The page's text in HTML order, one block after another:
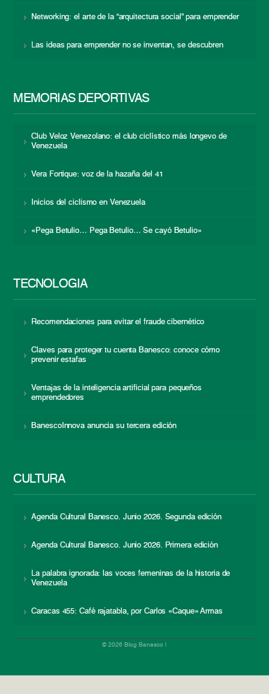
Networking: el arte de la “arquitectura social” para emprender
Las ideas para emprender no se inventan, se descubren
MEMORIAS DEPORTIVAS
Club Veloz Venezolano: el club ciclístico más longevo de
Venezuela
Vera Fortique: voz de la hazaña del 41
Inicios del ciclismo en Venezuela
«Pega Betulio… Pega Betulio… Se cayó Betulio»
TECNOLOGÍA
Recomendaciones para evitar el fraude cibernético
Claves para proteger tu cuenta Banesco: conoce cómo
prevenir estafas
Ventajas de la inteligencia artificial para pequeños
emprendedores
BanescoInnova anuncia su tercera edición
CULTURA
Agenda Cultural Banesco. Junio 2026. Segunda edición
Agenda Cultural Banesco. Junio 2026. Primera edición
La palabra ignorada: las voces femeninas de la historia de
Venezuela
Caracas 455: Café rajatabla, por Carlos «Caque» Armas
© 2026 Blog Banesco |